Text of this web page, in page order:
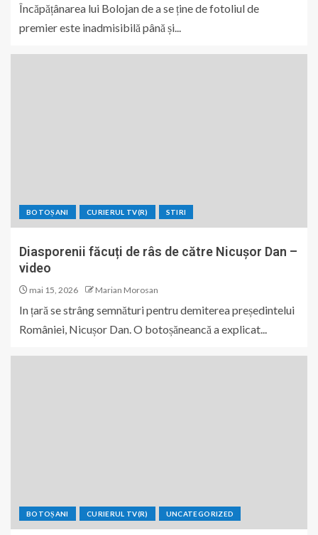
Încăpățânarea lui Bolojan de a se ține de fotoliul de
premier este inadmisibilă până și...
BOTOȘANI CURIERUL TV(R) STIRI
Diasporenii făcuți de râs de către Nicușor Dan –
video
mai 15, 2026 Marian Morosan
In țară se strâng semnături pentru demiterea președintelui
României, Nicușor Dan. O botoșăneancă a explicat...
BOTOȘANI CURIERUL TV(R) UNCATEGORIZED